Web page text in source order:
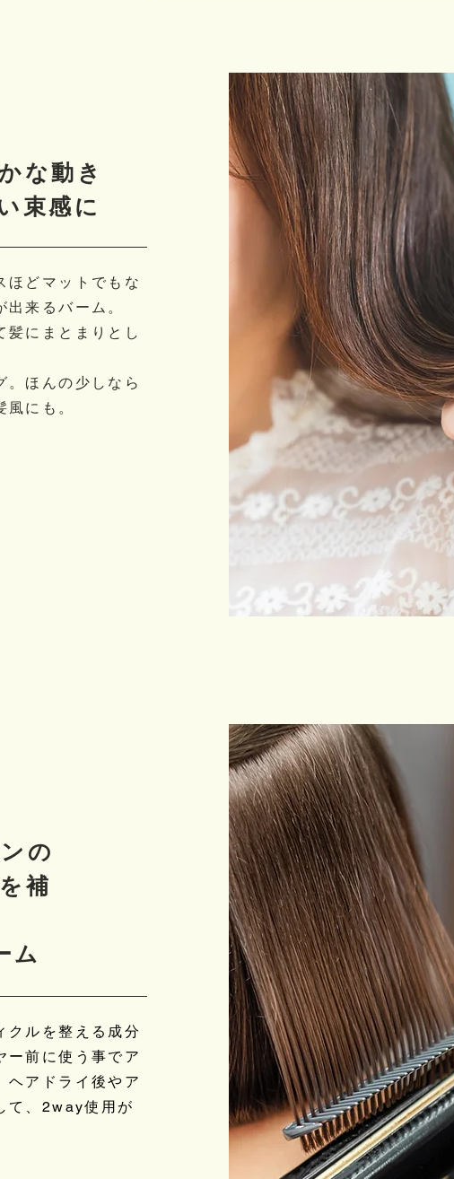
な動き
束感に
ほどマットでもな
来るバーム。
髪にまとまりとし
。ほんの少しなら
にも。
の
補
ム
クルを整える成分
ー前に使う事でア
ヘアドライ後やア
て、2way使用が